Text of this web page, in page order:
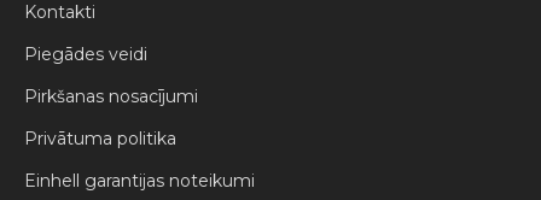
Kontakti
Piegādes veidi
Pirkšanas nosacījumi
Privātuma politika
Einhell garantijas noteikumi